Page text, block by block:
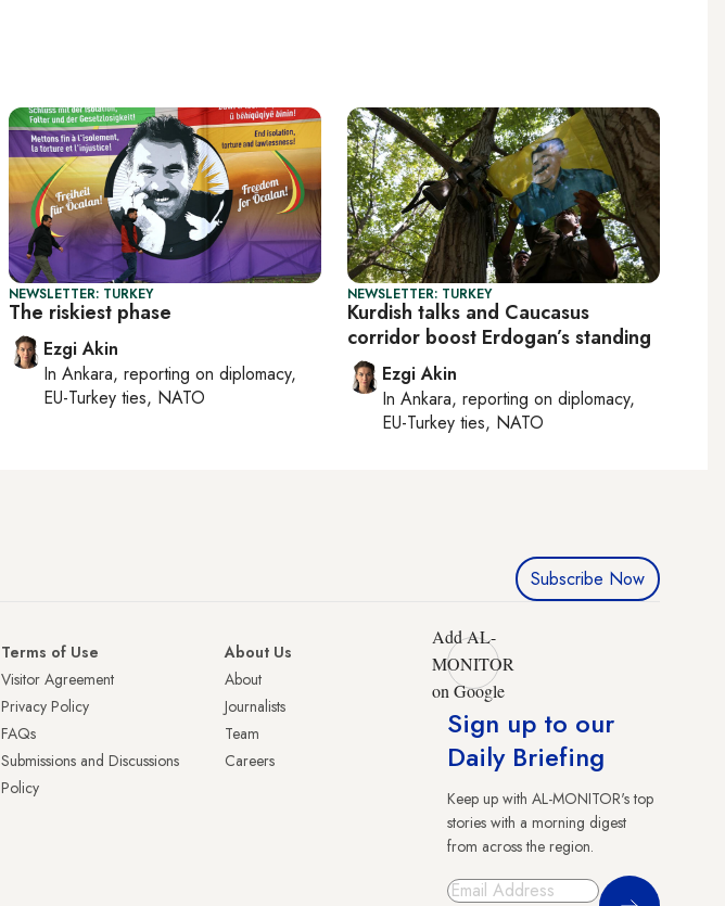
NEWSLETTER: TURKEY
The riskiest phase
Ezgi Akin
In Ankara, reporting on diplomacy,
EU-Turkey ties, NATO
NEWSLETTER: TURKEY
Kurdish talks and Caucasus
corridor boost Erdogan’s standing
Ezgi Akin
In Ankara, reporting on diplomacy,
EU-Turkey ties, NATO
Subscribe Now
Terms of Use
Visitor Agreement
Privacy Policy
FAQs
Submissions and Discussions
Policy
About Us
About
Journalists
Team
Careers
Add AL-
MONITOR
on Google
Sign up to our
Daily Briefing
Keep up with AL-MONITOR's top
stories with a morning digest
from across the region.
Sign Up